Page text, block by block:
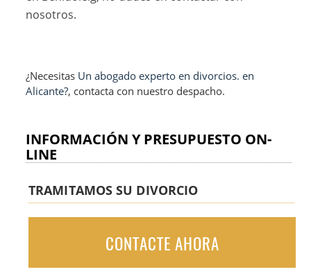
nosotros.
¿Necesitas Un abogado experto en divorcios. en
Alicante?, contacta con nuestro despacho.
INFORMACIÓN Y PRESUPUESTO ON-
LINE
TRAMITAMOS SU DIVORCIO
CONTACTE AHORA